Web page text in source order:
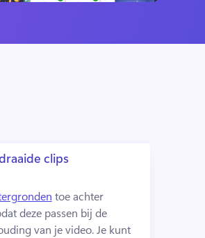
clips
toe achter
deze passen bij de
van je video. Je kunt